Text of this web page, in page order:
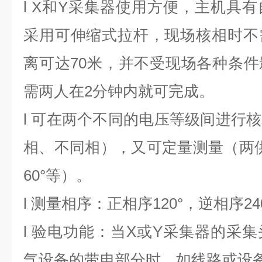
l X和Y采集器使用方便，主机具
采用可伸缩式拉杆，现场核相时
离可达70米，并不受现场各种条
需两人在2分钟内就可完成。
l可在两个不同的电压等级间进行
相、不同相），又可定量测量（两
60°等）。
l 测量相序：正相序120°，逆相序
l 验电功能：当X或Y采集器的采